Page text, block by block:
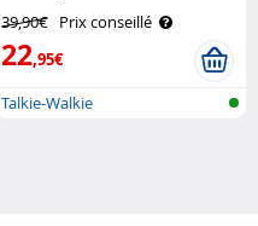
39,90€ Prix conseillé
22,95€
Talkie-Walkie